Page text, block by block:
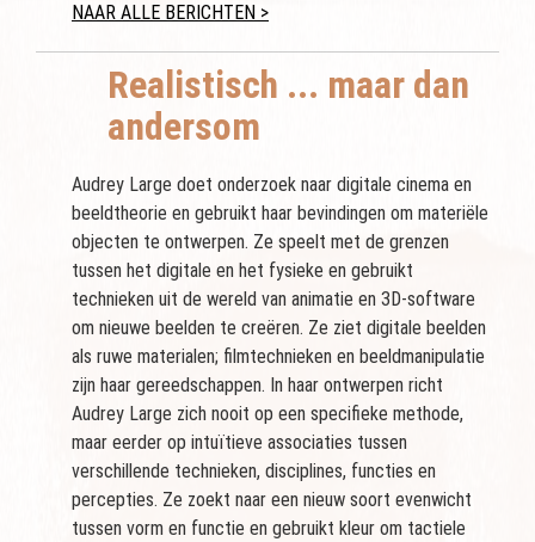
NAAR ALLE BERICHTEN >
Realistisch ... maar dan
andersom
Audrey Large doet onderzoek naar digitale cinema en
beeldtheorie en gebruikt haar bevindingen om materiële
objecten te ontwerpen. Ze speelt met de grenzen
tussen het digitale en het fysieke en gebruikt
technieken uit de wereld van animatie en 3D-software
om nieuwe beelden te creëren. Ze ziet digitale beelden
als ruwe materialen; filmtechnieken en beeldmanipulatie
zijn haar gereedschappen. In haar ontwerpen richt
Audrey Large zich nooit op een specifieke methode,
maar eerder op intuïtieve associaties tussen
verschillende technieken, disciplines, functies en
percepties. Ze zoekt naar een nieuw soort evenwicht
tussen vorm en functie en gebruikt kleur om tactiele